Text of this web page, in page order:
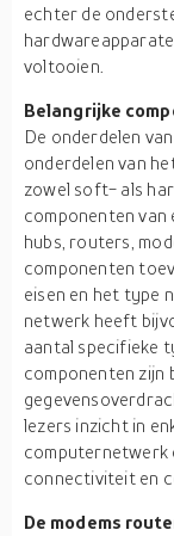
echter de
voltooien.
Belangrijke
De onderdelen
onderdelen van
zowel soft- als
componenten van
hubs, routers,
componenten
eisen en het type
netwerk heeft
aantal specifieke
componenten zijn
lezers inzicht in
computernetwerk
connectiviteit en
De modems